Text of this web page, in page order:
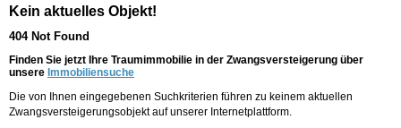
* Suche verfeinern durch
Kombinieren
Frankfurt/Oder
am Main
Immobiliensuche
nach Kreis
nach Amtsgericht
Kein aktuelles Objekt!
404 Not Found
Finden Sie jetzt Ihre Traumimmobilie in der Zwangsversteigerung über
unsere Immobiliensuche
Die von Ihnen eingegebenen Suchkriterien führen zu keinem aktuellen
Zwangsversteigerungsobjekt auf unserer Internetplattform.